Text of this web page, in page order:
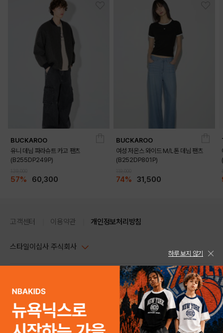
BUCKAROO
유니 데님 파라슈트 카고 팬츠
(B255DP249P)
57% 60,300
BUCKAROO
여성 저온스 와이드 M/L톤 데님 팬츠
(B252DP801P)
74% 31,500
고객센터 이용약관 개인정보처리방침
스타일이십사 주식회사
주소 : 서울시 강남구 논현로 633, 6층 (논현동, 한세엠케이빌딩)
사업자등록번호 : 116-81-32499
통신판매업신고번호 : 제 2024-서울강남-04239
개인정보보호책임자 : 배기영
스타일24 고객센터 1544-5336
평일 09:00~ 18:00 (토/일/공휴일 휴무)
help Email : help@style24.com
COPYRIGHTⓒ2021 STYLE24 ALL RIGHTS RESERVED.
하루 보지 않기